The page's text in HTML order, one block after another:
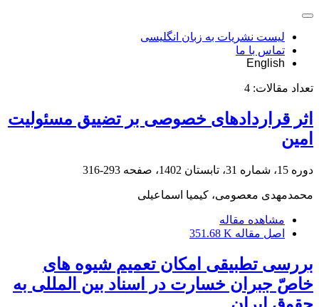
لیست نشریات به زبان انگلیسی
تماس با ما
English
تعداد مقالات: 4
اثر قراردادهای خصوصی بر تضییق مسئولیت
امین
دوره 15، شماره 31، تابستان 1402، صفحه 293-316
محمدمهدی معصومی، کیمیا اسماعیلی
مشاهده مقاله
اصل مقاله 351.68 K
بررسی تطبیقی امکان تعمیم شیوه های
خاصّ جبران خسارت در اسناد بین المللی به